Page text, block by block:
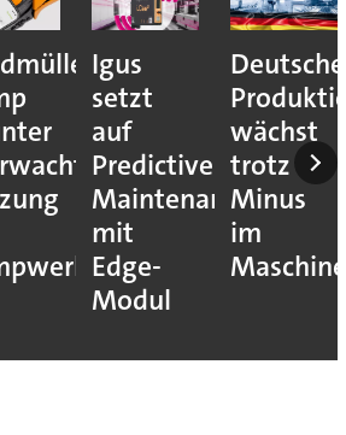
Igus
setzt
auf
Predictive
Maintenance
mit
Edge-
Modul
Deutsche
wächst
trotz
Minus
im